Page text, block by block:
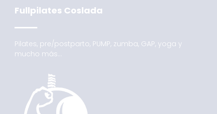
Fullpilates Coslada
Pilates, pre/postparto, PUMP, zumba, GAP, yoga y
mucho más…